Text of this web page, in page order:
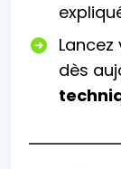
dès